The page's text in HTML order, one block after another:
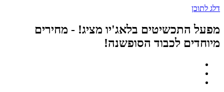
דלג לתוכן
מפעל התכשיטים בלאג'יו מציג! - מחירים
מיוחדים לכבוד הסופשנה!